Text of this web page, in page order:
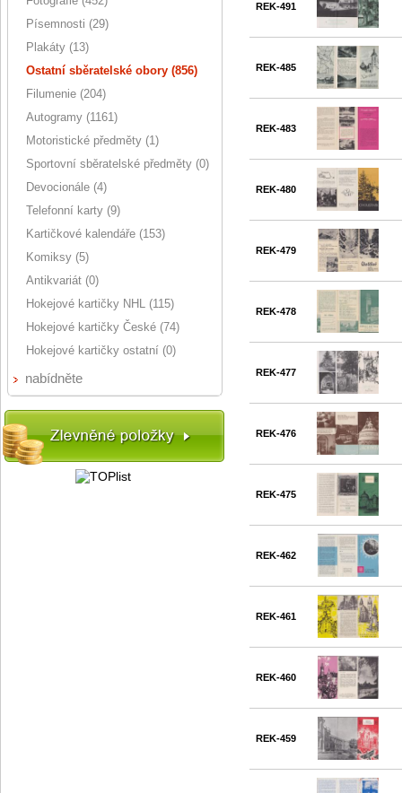
Písemnosti (29)
Plakáty (13)
Ostatní sběratelské obory (856)
Filumenie (204)
Autogramy (1161)
Motoristické předměty (1)
Sportovní sběratelské předměty (0)
Devocionále (4)
Telefonní karty (9)
Kartičkové kalendáře (153)
Komiksy (5)
Antikvariát (0)
Hokejové kartičky NHL (115)
Hokejové kartičky České (74)
Hokejové kartičky ostatní (0)
nabídněte
REK-491
REK-485
REK-483
REK-480
REK-479
REK-478
REK-477
REK-476
REK-475
REK-462
REK-461
REK-460
REK-459